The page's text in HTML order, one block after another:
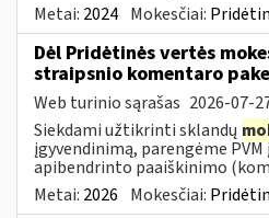
Metai: 2024 Mokesčiai:
Dėl Pridėtinės vertės
straipsnio komentaro
Web turinio sąrašas 2026-07-
Siekdami užtikrinti sklandų
įgyvendinimą, parengėme
apibendrinto paaiškinimo
Metai: 2026 Mokesčiai: